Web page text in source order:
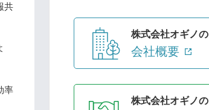
共
率
株式会社オギノの
会社概要
株式会社オギノの